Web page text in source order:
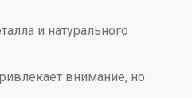
и натурального
внимание, но